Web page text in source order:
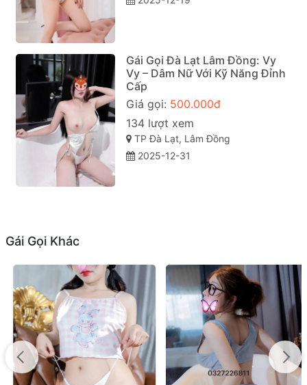
Gái Gọi Đà Lạt Lâm Đồng: Vy
Vy – Dâm Nữ Với Kỹ Năng Đỉnh
Cấp
Giá gọi: 500.000đ
134 lượt xem
TP Đà Lạt, Lâm Đồng
2025-12-31
Gái Gọi Khác